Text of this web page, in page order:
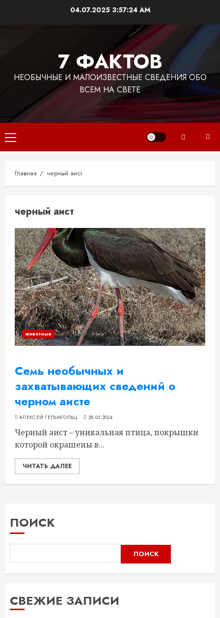
04.07.2025 3:57:24 AM
7 ФАКТОВ
НЕОБЫЧНЫЕ И МАЛОИЗВЕСТНЫЕ СВЕДЕНИЯ ОБО
ВСЕМ НА СВЕТЕ
Основное
меню
Главная черный аист
черный аист
животные
Семь необычных и
захватывающих сведений о
черном аисте
АЛЕКСЕЙ ГЕЛЬМГОЛЬЦ 28.03.2024
Черный аист – уникальная птица, покрышки
которой окрашены в...
ЧИТАТЬ ДАЛЕЕ
ПОИСК
ПОИСК
СВЕЖИЕ ЗАПИСИ